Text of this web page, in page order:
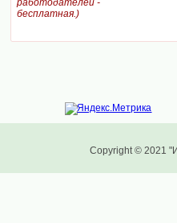
работодателей -
бесплатная.)
Copyright © 2021